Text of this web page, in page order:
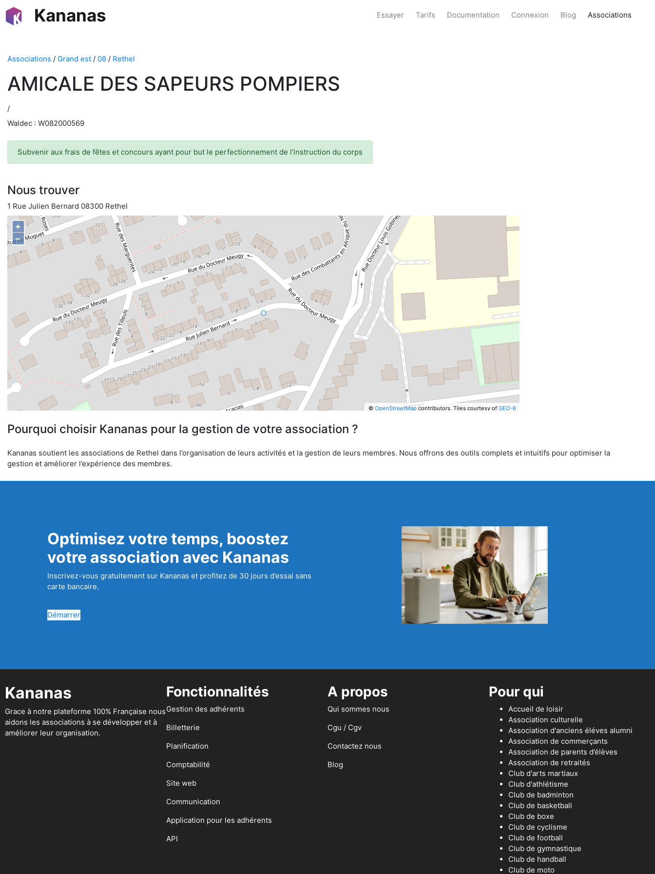
Kananas Essayer Tarifs Documentation Connexion Blog Associations
Associations / Grand est / 08 / Rethel
AMICALE DES SAPEURS POMPIERS
/
Waldec : W082000569
Subvenir aux frais de fêtes et concours ayant pour but le perfectionnement de l'instruction du corps
Nous trouver
1 Rue Julien Bernard 08300 Rethel
+
−
© OpenStreetMapcontributors. Tiles courtesy of GEO-6
Pourquoi choisir Kananas pour la gestion de votre association ?
Kananas soutient les associations de Rethel dans l’organisation de leurs activités et la gestion de leurs membres. Nous offrons des outils complets et intuitifs pour optimiser la
gestion et améliorer l’expérience des membres.
Optimisez votre temps, boostez
votre association avec Kananas
Inscrivez-vous gratuitement sur Kananas et profitez de 30 jours d’essai sans
carte bancaire.
Démarrer
Kananas
Grace à notre plateforme 100% Française nous
aidons les associations à se développer et à
améliorer leur organisation.
Fonctionnalités
Gestion des adhérents
Billetterie
Planification
Comptabilité
Site web
Communication
Application pour les adhérents
API
A propos
Qui sommes nous
Cgu / Cgv
Contactez nous
Blog
Pour qui
Accueil de loisir
Association culturelle
Association d'anciens éléves alumni
Association de commerçants
Association de parents d’élèves
Association de retraités
Club d'arts martiaux
Club d'athlétisme
Club de badminton
Club de basketball
Club de boxe
Club de cyclisme
Club de football
Club de gymnastique
Club de handball
Club de moto